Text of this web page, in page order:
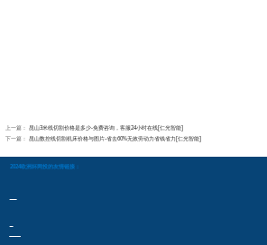
上一篇： 昆山3米线切割价格是多少-免费咨询，客服24小时在线[仁光智能]
下一篇： 昆山数控线切割机床价格与图片-省去60%无效劳动力省钱省力[仁光智能]
2024欧洲杯网投的友情链接：